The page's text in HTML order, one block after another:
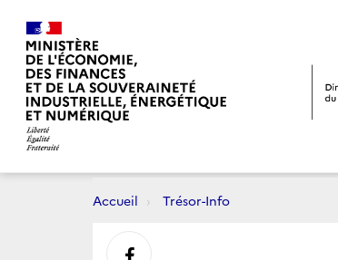
Accueil Trésor-Info
Partager